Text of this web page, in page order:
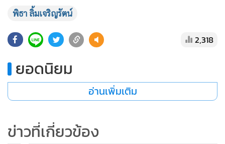
แจ้งเรื่องการถือหุ้นไปเรียบร้อยแล้ว และที่ผ่านมา ก็มีคนร้อง
เรียนแล้ว กกต. จึงไม่ต้องพิจารณาวินิจฉัยอะไรมากมายไปกว่า
การส่งเรื่องไปสู่ศาลฎีกา หรือศาลรัฐธรรมนูญเพื่อวินิจฉัย หาก
กกต.ไม่ดำเนินการ อีก 2 อาทิตย์จะไปยื่นต่อผู้ตรวจการแผ่นดิน
แล้วถ้าภายใน 60 วันผู้ตรวจการแผ่นดินยังไม่เสนอไปยังศาล
รัฐธรรมนูญ ผมก็จะยื่นตรงต่อศาลรัฐธรรมนูญเอง”
นายสนธิญา กล่าวต่อว่า ตนมาร้องเรื่องนี้ไม่ได้ต้องการสกัดกั้น
นายพิธา แต่เห็นว่า ถ้า นายพิธา มองว่า การถือหุ้นไอทีวีไม่มีผล
พิธา ลิ้มเจริญรัตน์
2,318
ยอดนิยม
อ่านเพิ่มเติม
ข่าวที่เกี่ยวข้อง